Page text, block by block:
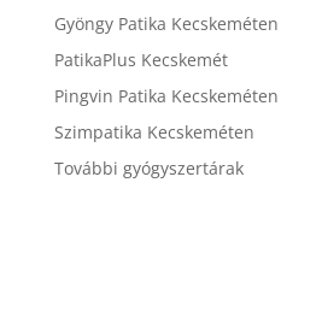
Gyöngy Patika Kecskeméten
PatikaPlus Kecskemét
Pingvin Patika Kecskeméten
Szimpatika Kecskeméten
További gyógyszertárak